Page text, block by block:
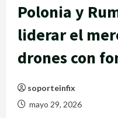
Polonia y
liderar el
drones con
soporteinfix
mayo 29, 2026